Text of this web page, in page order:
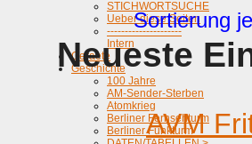
STICHWORTSUCHE
Ueber diese Seiten
---------------------
Intern
Geraete
Geschichte
100 Jahre
AM-Sender-Sterben
Atomkrieg
Berliner Fernsehturm
Berliner Funkturm
Sortierung
Neueste
AVM